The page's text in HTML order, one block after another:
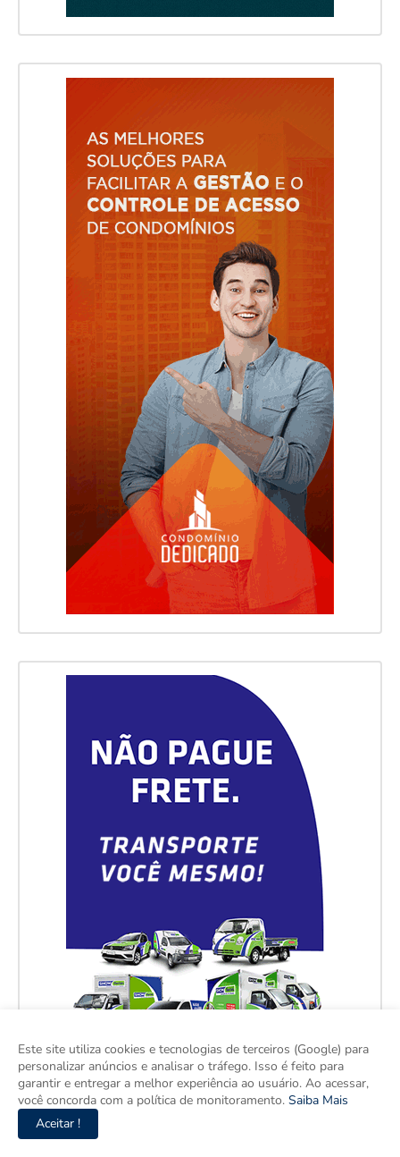
Este site utiliza cookies e tecnologias de terceiros (Google) para
personalizar anúncios e analisar o tráfego. Isso é feito para
garantir e entregar a melhor experiência ao usuário. Ao acessar,
você concorda com a política de monitoramento. Saiba Mais
Aceitar !